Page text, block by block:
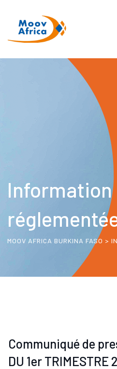
Information
MOOV AFRICA BURKINA FASO >
Communiqué de
DU 1er TRIMESTRE